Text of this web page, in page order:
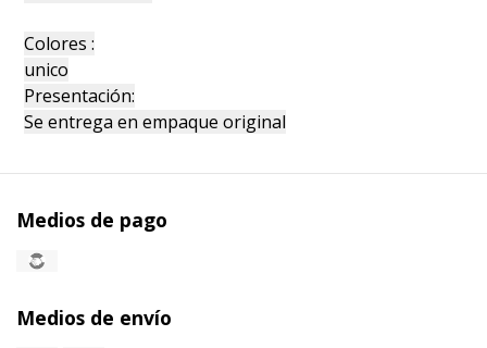
Colores :
unico
Presentación:
Se entrega en empaque original
Medios de pago
Medios de envío